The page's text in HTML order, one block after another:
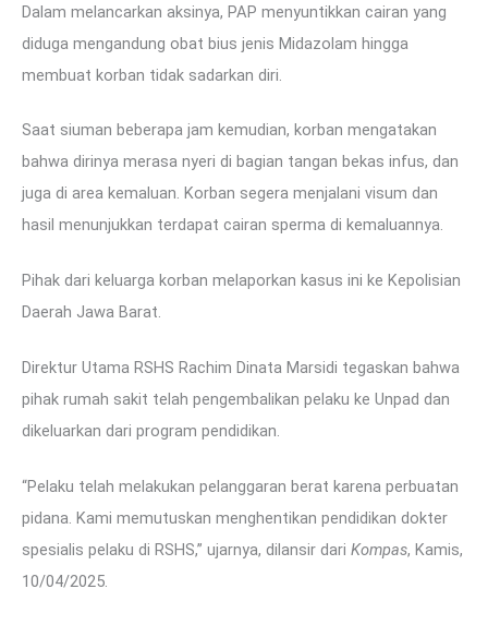
Dalam melancarkan aksinya, PAP menyuntikkan cairan yang
diduga mengandung obat bius jenis Midazolam hingga
membuat korban tidak sadarkan diri.
Saat siuman beberapa jam kemudian, korban mengatakan
bahwa dirinya merasa nyeri di bagian tangan bekas infus, dan
juga di area kemaluan. Korban segera menjalani visum dan
hasil menunjukkan terdapat cairan sperma di kemaluannya.
Pihak dari keluarga korban melaporkan kasus ini ke Kepolisian
Daerah Jawa Barat.
Direktur Utama RSHS Rachim Dinata Marsidi tegaskan bahwa
pihak rumah sakit telah pengembalikan pelaku ke Unpad dan
dikeluarkan dari program pendidikan.
“Pelaku telah melakukan pelanggaran berat karena perbuatan
pidana. Kami memutuskan menghentikan pendidikan dokter
spesialis pelaku di RSHS,” ujarnya, dilansir dari Kompas, Kamis,
10/04/2025.